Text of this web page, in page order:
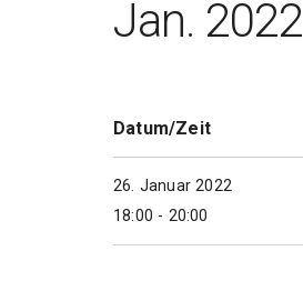
Jan. 2022
Datum/Zeit
26. Januar 2022
18:00 - 20:00